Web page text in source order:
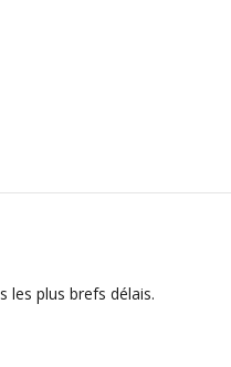
les plus brefs délais.